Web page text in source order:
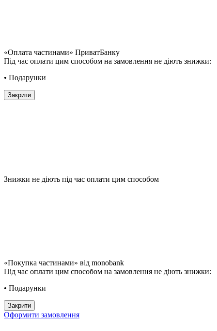
«Оплата частинами» ПриватБанку
Під час оплати цим способом на замовлення не діють знижки:
• Подарунки
Закрити
Знижки не діють під час оплати цим способом
«Покупка частинами» від monobank
Під час оплати цим способом на замовлення не діють знижки:
• Подарунки
Закрити
Оформити замовлення